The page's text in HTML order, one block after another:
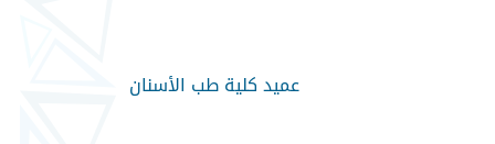
عميد كلية طب الأسنان